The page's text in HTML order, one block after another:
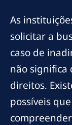
As
solicitar a
caso de
não significa
direitos.
possíveis